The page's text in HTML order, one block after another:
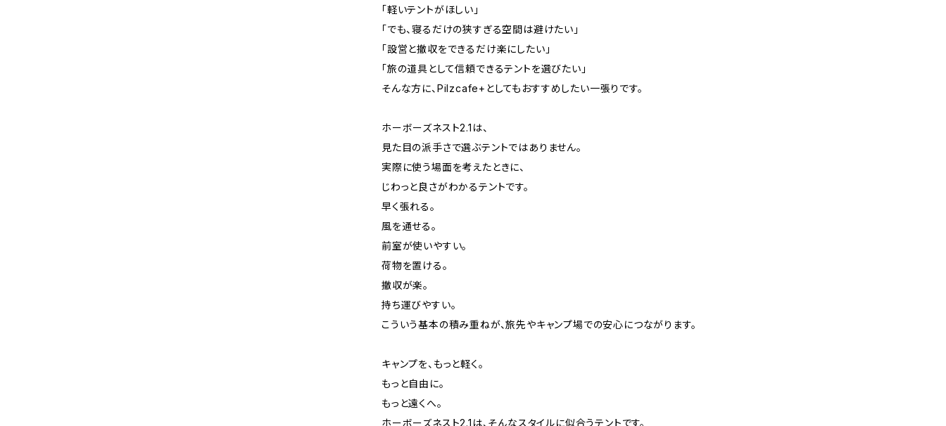
「軽いテントがほしい」
「でも、寝るだけの狭すぎる空間は避けたい」
「設営と撤収をできるだけ楽にしたい」
「旅の道具として信頼できるテントを選びたい」
そんな方に、Pilzcafe+としてもおすすめしたい一張りです。
ホーボーズネスト2.1は、
見た目の派手さで選ぶテントではありません。
実際に使う場面を考えたときに、
じわっと良さがわかるテントです。
早く張れる。
風を通せる。
前室が使いやすい。
荷物を置ける。
撤収が楽。
持ち運びやすい。
こういう基本の積み重ねが、旅先やキャンプ場での安心につながります。
キャンプを、もっと軽く。
もっと自由に。
もっと遠くへ。
ホーボーズネスト2.1は、そんなスタイルに似合うテントです。